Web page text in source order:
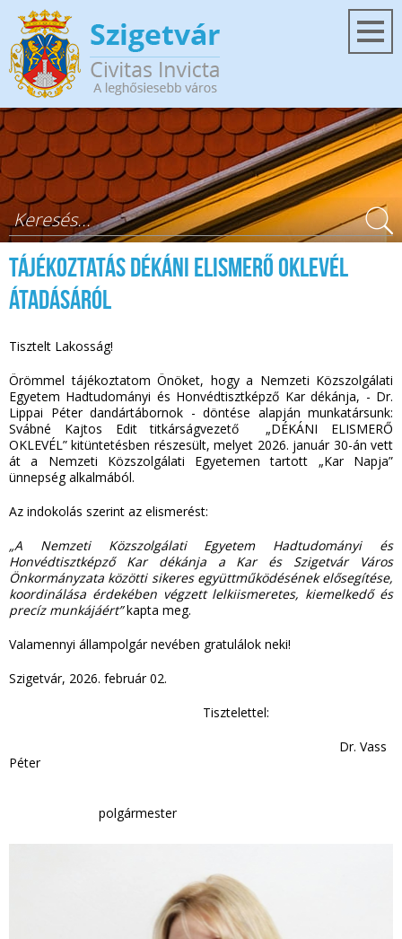
Ugrás a tartalomra
Keresés űrlap
Tájékoztatás DÉKÁNI ELISMERŐ OKLEVÉL
átadásáról
Tisztelt Lakosság!
Örömmel tájékoztatom Önöket, hogy a Nemzeti Közszolgálati
Egyetem Hadtudományi és Honvédtisztképző Kar dékánja, - Dr.
Lippai Péter dandártábornok - döntése alapján munkatársunk:
Svábné Kajtos Edit titkárságvezető „DÉKÁNI ELISMERŐ
OKLEVÉL” kitüntetésben részesült, melyet 2026. január 30-án vett
át a Nemzeti Közszolgálati Egyetemen tartott „Kar Napja”
ünnepség alkalmából.
Az indokolás szerint az elismerést:
„A Nemzeti Közszolgálati Egyetem Hadtudományi és
Honvédtisztképző Kar dékánja a Kar és Szigetvár Város
Önkormányzata közötti sikeres együttműködésének elősegítése,
koordinálása érdekében végzett lelkiismeretes, kiemelkedő és
precíz munkájáért”kapta meg.
Valamennyi állampolgár nevében gratulálok neki!
Szigetvár, 2026. február 02.
Tisztelettel:
Dr. Vass
Péter
polgármester